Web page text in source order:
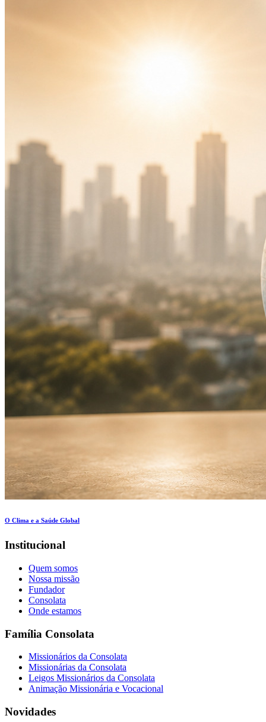
O Clima e a Saúde Global
Institucional
Quem somos
Nossa missão
Fundador
Consolata
Onde estamos
Família Consolata
Missionários da Consolata
Missionárias da Consolata
Leigos Missionários da Consolata
Animação Missionária e Vocacional
Novidades